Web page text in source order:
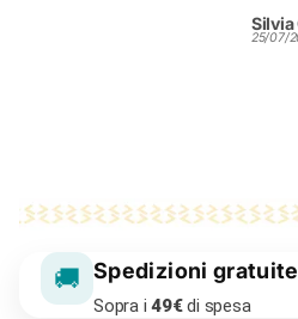
🚚 Spedizioni gratuite
Sopra i49€di spesa